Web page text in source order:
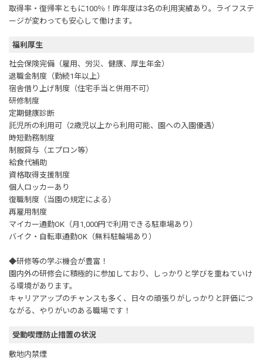
取得率・復帰率ともに100％！昨年度は3名の利用実績あり。ライフステ
ージが変わっても安心して働けます。
福利厚生
社会保険完備（雇用、労災、健康、厚生年金）
退職金制度（勤続1年以上）
宿舎借り上げ制度（住宅手当と併用不可）
研修制度
定期健康診断
託児所の利用可（2歳児以上から利用可能、園への入園優遇）
時短勤務制度
制服貸与（エプロン等）
給食代補助
資格取得支援制度
個人ロッカーあり
復職制度（当園の規定による）
再雇用制度
マイカー通勤OK（月1,000円で利用できる駐車場あり）
バイク・自転車通勤OK（無料駐輪場あり）
◆研修等の学ぶ機会が豊富！
園内外の研修会に積極的に参加しており、しっかりと学びを重ねていけ
る環境があります。
キャリアアップのチャンスも多く、日々の頑張りがしっかりと評価につ
ながる、やりがいのある職場です！
受動喫煙防止措置の状況
敷地内禁煙